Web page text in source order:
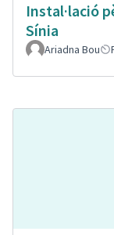
Instal·lació
Sínia
Ariadna Bou